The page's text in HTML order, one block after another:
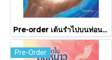
Pre-order เต้นรำไปบนท่อนแขนอ่อนนุ่ม / นทธี ศศิวิมล / Pandora Press
Pre-Order